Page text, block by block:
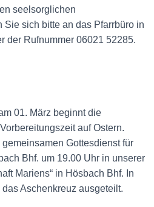
seelsorglichen
sich bitte an das Pfarrbüro in
der Rufnummer 06021 52285.
01. März beginnt die
auf Ostern.
Gottesdienst für
Bhf. um 19.00 Uhr in unserer
Mariens“ in Hösbach Bhf. In
Aschenkreuz ausgeteilt.